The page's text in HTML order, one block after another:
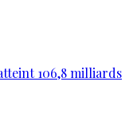
106,8 milliards